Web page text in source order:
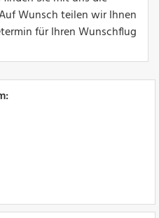
Wunsch teilen wir Ihnen
für Ihren Wunschflug